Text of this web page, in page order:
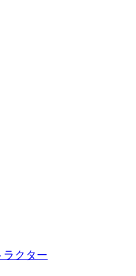
ラクター